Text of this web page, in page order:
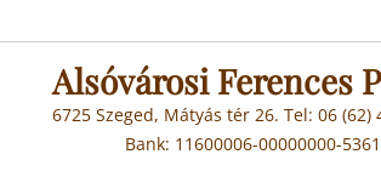
to
contentAlsóvárosi Ferences
6725 Szeged, Mátyás tér 26. Tel: 06 (62)
Bank: 11600006-00000000-